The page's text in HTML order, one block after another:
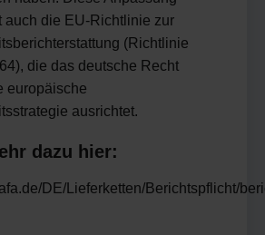
auch die EU-Richtlinie zur
(Richtlinie
die das deutsche Recht
europäische
ausrichtet.
dazu hier:
DE/Lieferketten/Berichtspflicht/